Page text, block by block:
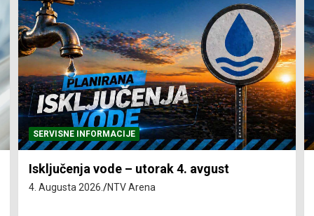
SERVISNE INFORMACIJE
Isključenja vode – utorak 4. avgust
4. Augusta 2026. NTV Arena